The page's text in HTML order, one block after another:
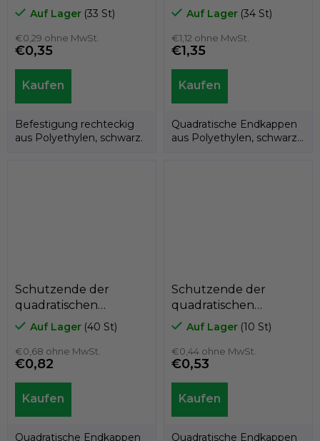
Polyethylenfolie
A3PAR, 15mm x 30mm,
GeTech A3PAR1530
Auf Lager (33 St)
€0,29 ohne MwSt.
€0,35
Befestigung rechteckig
aus Polyethylen, schwarz.
Polyethylenlatte
A3PAQ, 60mm x
60mm, GeTech
A3PAQ6060
Auf Lager (34 St)
€1,12 ohne MwSt.
€1,35
Quadratische Endkappen
aus Polyethylen, schwarz.
Schutzende der
quadratischen
Polyethylenlatte
A3PAQ, 50mm x
50mm, GeTech
A3PAQ5050
Auf Lager (40 St)
€0,68 ohne MwSt.
€0,82
Quadratische Endkappen
Schutzende der
quadratischen
Polyethylenlatte
A3PAQ, 40mm x
40mm, GeTech
A3PAQ4040
Auf Lager (10 St)
€0,44 ohne MwSt.
€0,53
Quadratische Endkappen